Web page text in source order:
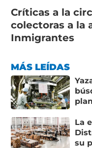
Críticas a la
colectoras a la
Inmigrantes
MÁS LEÍDAS
La
su